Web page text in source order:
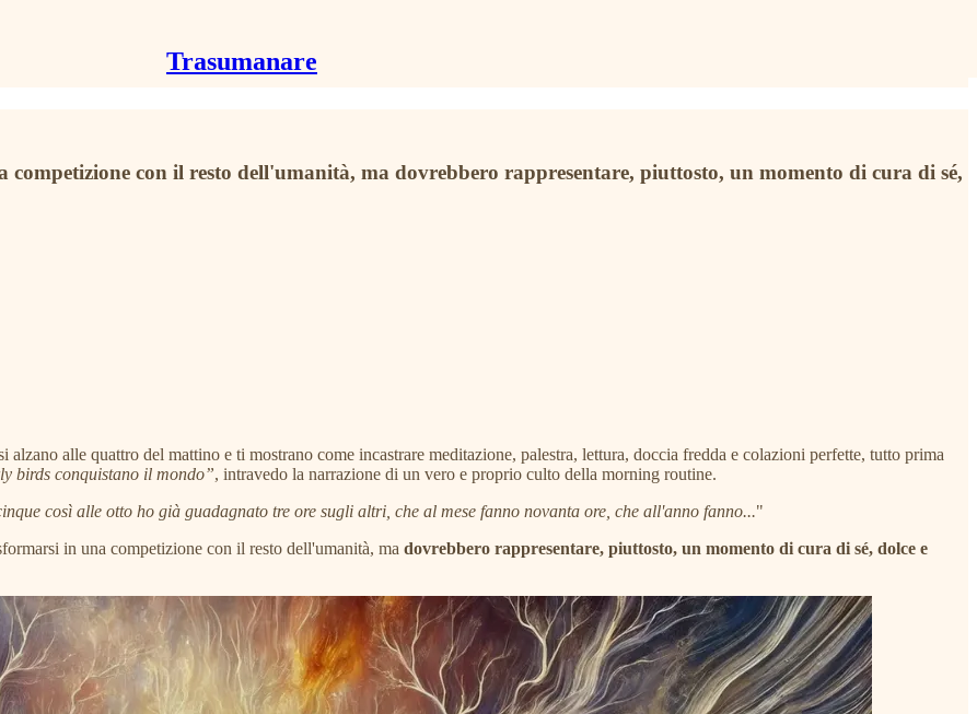
Trasumanare
con il resto dell'umanità, ma dovrebbero rappresentare, piuttosto, un momento di cura di sé,
alle quattro del mattino e ti mostrano come incastrare meditazione, palestra, lettura, doccia fredda e colazioni perfette, tutto prima
birds conquistano il mondo”, intravedo la narrazione di un vero e proprio culto della morning routine.
così alle otto ho già guadagnato tre ore sugli altri, che al mese fanno novanta ore, che all'anno fanno..."
in una competizione con il resto dell'umanità, ma dovrebbero rappresentare, piuttosto, un momento di cura di sé, dolce e